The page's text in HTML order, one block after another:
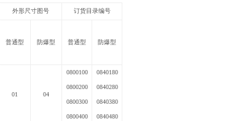
外形尺寸图号 订货目录编号
普通型 防爆型 普通型 防爆型
01 04
0800100
0800200
0800300
0800400
0840180
0840280
0840380
0840480